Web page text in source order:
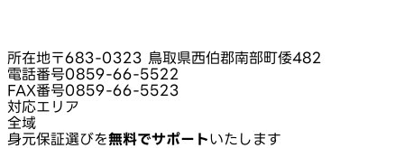
所在地〒683-0323 鳥取県西伯郡南部町倭482
電話番号0859-66-5522
FAX番号0859-66-5523
対応エリア
全域
身元保証選びを無料でサポートいたします